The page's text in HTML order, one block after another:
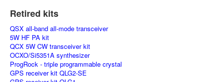
Retired kits
QSX all-band all-mode transceiver
5W HF PA kit
QCX 5W CW transceiver kit
OCXO/Si5351A synthesizer
ProgRock - triple programmable crystal
GPS receiver kit QLG2-SE